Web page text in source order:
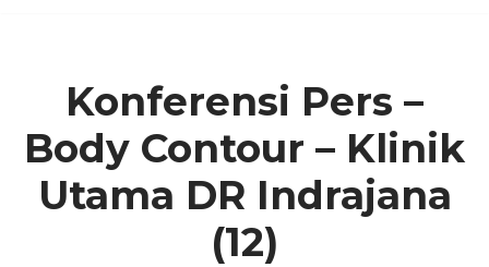
Konferensi Pers –
Body Contour – Klinik
Utama DR Indrajana
(12)